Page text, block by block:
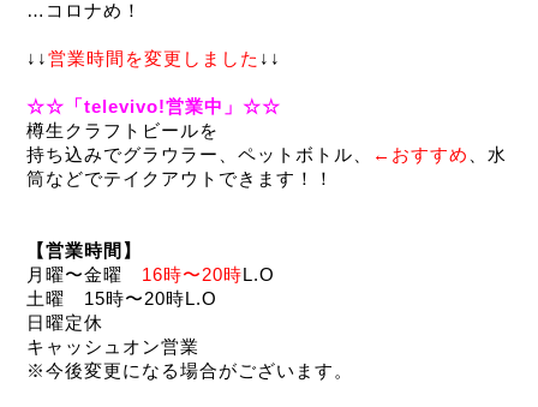
…コロナめ！
↓↓営業時間を変更しました ↓↓
☆☆「televivo!営業中」☆☆
樽生クラフトビールを
持ち込みでグラウラー、ペットボトル、
←おすすめ
、水
筒などでテイクアウトできます！！
【営業時間】
月曜〜金曜 16時〜20時 L.O
土曜　15時〜20時L.O
日曜定休
キャッシュオン営業
※今後変更になる場合がございます。